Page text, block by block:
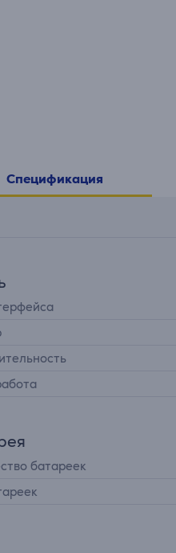
Спецификация
батареек